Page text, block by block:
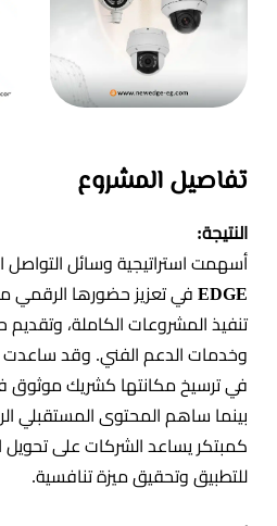
تفاصيل المشروع
النتيجة:
أسهمت استراتيجية وسائل
EDGE في تعزيز حضورها الرقمي
تنفيذ المشروعات الكاملة، وتقديم
وخدمات الدعم الفني. وقد ساعدت
في ترسيخ مكانتها كشريك موثوق
بينما ساهم المحتوى المستقبلي
كمبتكر يساعد الشركات على تحويل
للتطبيق وتحقيق ميزة تنافسية.